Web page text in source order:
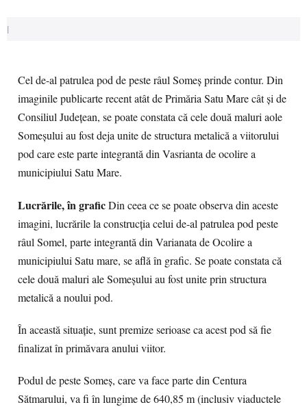
|
Cel de-al patrulea pod de peste râul Someş prinde contur. Din
imaginile publicarte recent atât de Primăria Satu Mare cât şi de
Consiliul Judeţean, se poate constata că cele două maluri aole
Someşului au fost deja unite de structura metalică a viitorului
pod care este parte integrantă din Vasrianta de ocolire a
municipiului Satu Mare.
Lucrările, în graficDin ceea ce se poate observa din aceste
imagini, lucrările la construcţia celui de-al patrulea pod peste
râul Somel, parte integrantă din Varianata de Ocolire a
municipiului Satu mare, se află în grafic. Se poate constata că
cele două maluri ale Someşului au fost unite prin structura
metalică a noului pod.
În această situaţie, sunt premize serioase ca acest pod să fie
finalizat în primăvara anului viitor.
Podul de peste Someș, care va face parte din Centura
Sătmarului, va fi în lungime de 640,85 m (inclusiv viaductele